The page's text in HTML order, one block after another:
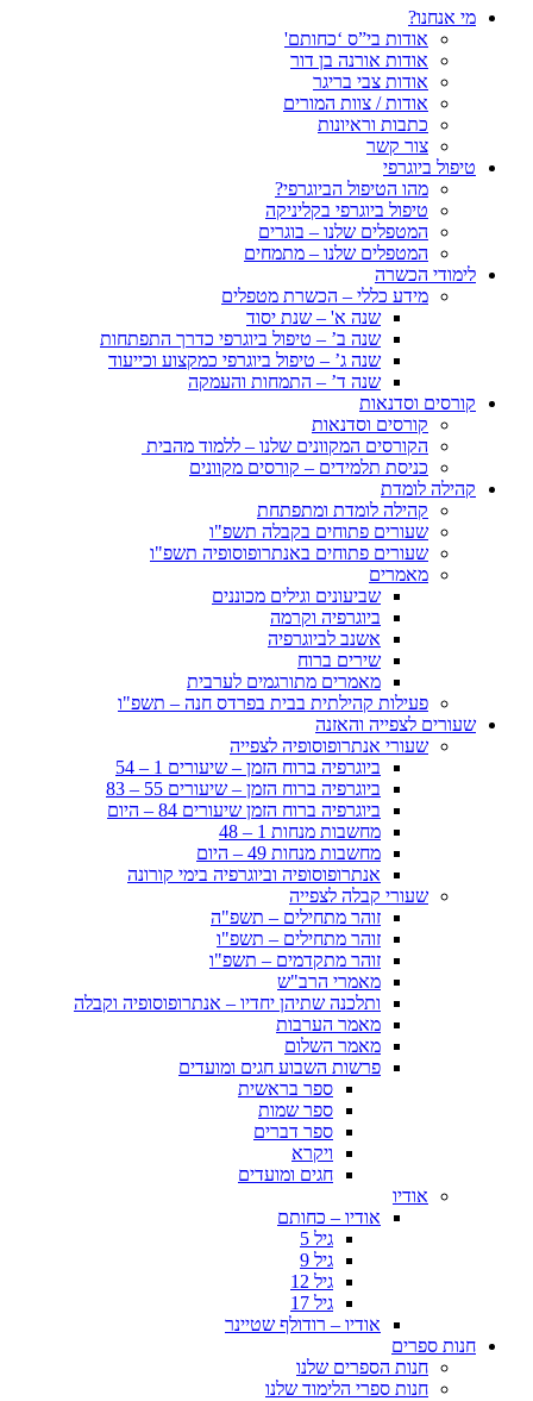
מי אנחנו?
אודות בי”ס ‘כחותם'
אודות אורנה בן דור
אודות צבי בריגר
אודות / צוות המורים
כתבות וראיונות
צור קשר
טיפול ביוגרפי
מהו הטיפול הביוגרפי?
טיפול ביוגרפי בקליניקה
המטפלים שלנו – בוגרים
המטפלים שלנו – מתמחים
לימודי הכשרה
מידע כללי – הכשרת מטפלים
שנה א' – שנת יסוד
שנה ב’ – טיפול ביוגרפי כדרך התפתחות
שנה ג’ – טיפול ביוגרפי כמקצוע וכייעוד
שנה ד’ – התמחות והעמקה
קורסים וסדנאות
קורסים וסדנאות
הקורסים המקוונים שלנו – ללמוד מהבית
כניסת תלמידים – קורסים מקוונים
קהילה לומדת
קהילה לומדת ומתפתחת
שעורים פתוחים בקבלה תשפ"ו
שעורים פתוחים באנתרופוסופיה תשפ"ו
מאמרים
שביעונים וגילים מכוננים
ביוגרפיה וקרמה
אשנב לביוגרפיה
שירים ברוח
מאמרים מתורגמים לערבית
פעילות קהילתית בבית בפרדס חנה – תשפ"ו
שעורים לצפייה והאזנה
שעורי אנתרופוסופיה לצפייה
ביוגרפיה ברוח הזמן – שיעורים 1 – 54
ביוגרפיה ברוח הזמן – שיעורים 55 – 83
ביוגרפיה ברוח הזמן שיעורים 84 – היום
מחשבות מנחות 1 – 48
מחשבות מנחות 49 – היום
אנתרופוסופיה וביוגרפיה בימי קורונה
שעורי קבלה לצפייה
זוהר מתחילים – תשפ"ה
זוהר מתחילים – תשפ"ו
זוהר מתקדמים – תשפ"ו
מאמרי הרב"ש
ותלכנה שתיהן יחדיו – אנתרופוסופיה וקבלה
מאמר הערבות
מאמר השלום
פרשות השבוע חגים ומועדים
ספר בראשית
ספר שמות
ספר דברים
ויקרא
חגים ומועדים
אודיו
אודיו – כחותם
גיל 5
גיל 9
גיל 12
גיל 17
אודיו – רודולף שטיינר
חנות ספרים
חנות הספרים שלנו
חנות ספרי הלימוד שלנו